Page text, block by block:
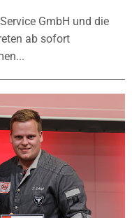
GmbH und die
ab sofort